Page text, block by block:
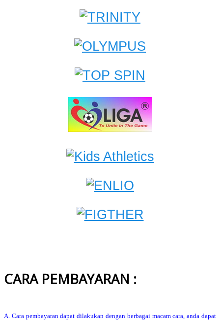
CARA PEMBAYARAN :
A. Cara pembayaran dapat dilakukan dengan berbagai macam cara, anda dapat